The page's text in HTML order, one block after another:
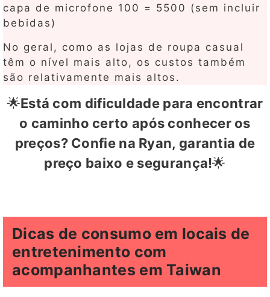
capa de microfone 100 = 5500 (sem incluir
bebidas)
No geral, como as lojas de roupa casual
têm o nível mais alto, os custos também
são relativamente mais altos.
🌟Está com dificuldade para encontrar
o caminho certo após conhecer os
preços? Confie na Ryan, garantia de
preço baixo e segurança!🌟
Dicas de consumo em locais de
entretenimento com
acompanhantes em Taiwan